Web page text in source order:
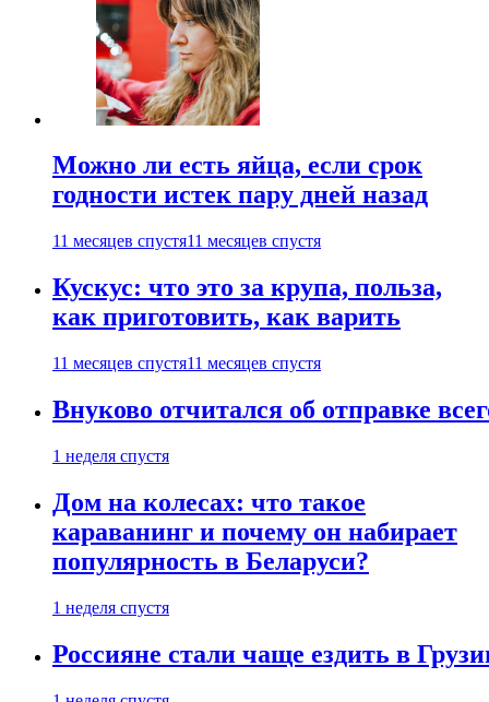
Можно ли есть яйца, если срок
годности истек пару дней назад
11 месяцев спустя11 месяцев спустя
Кускус: что это за крупа, польза,
как приготовить, как варить
11 месяцев спустя11 месяцев спустя
Внуково отчитался об отправке
1 неделя спустя
Дом на колесах: что такое
караванинг и почему он набирает
популярность в Беларуси?
1 неделя спустя
Россияне стали чаще ездить в